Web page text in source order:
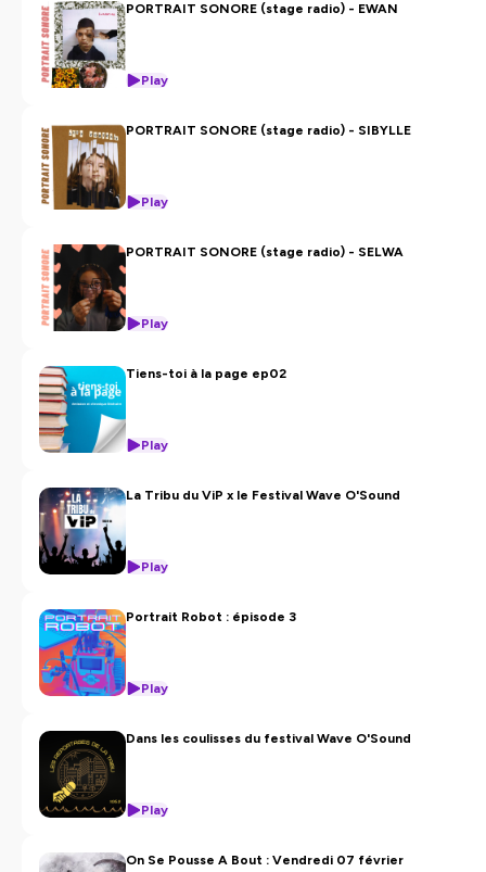
PORTRAIT SONORE (stage radio) - EWAN
Play
PORTRAIT SONORE (stage radio) - SIBYLLE
Play
PORTRAIT SONORE (stage radio) - SELWA
Play
Tiens-toi à la page ep02
Play
La Tribu du ViP x le Festival Wave O'Sound
Play
Portrait Robot : épisode 3
Play
Dans les coulisses du festival Wave O'Sound
Play
On Se Pousse A Bout : Vendredi 07 février